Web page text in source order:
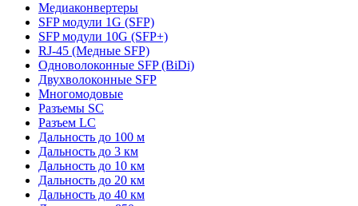
Медиаконвертеры
SFP модули 1G (SFP)
SFP модули 10G (SFP+)
RJ-45 (Медные SFP)
Одноволоконные SFP (BiDi)
Двухволоконные SFP
Многомодовые
Разъемы SC
Разъем LC
Дальность до 100 м
Дальность до 3 км
Дальность до 10 км
Дальность до 20 км
Дальность до 40 км